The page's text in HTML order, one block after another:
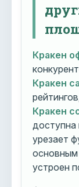
Кракен
Кракен
Кракен
урезает
устроен